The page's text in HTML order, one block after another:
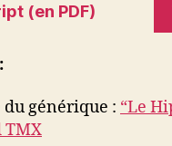
(en PDF)
générique : “Le
TMX